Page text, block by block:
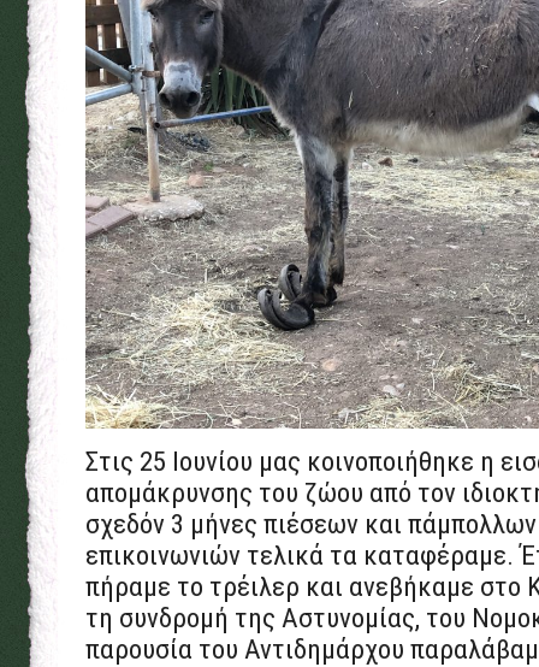
Στις 25 Ιουνίου μας κοινοποιήθηκε η
απομάκρυνσης του ζώου από τον
σχεδόν 3 μήνες πιέσεων και
επικοινωνιών τελικά τα καταφέραμε.
πήραμε το τρέιλερ και ανεβήκαμε στο
τη συνδρομή της Αστυνομίας, του
παρουσία του Αντιδημάρχου